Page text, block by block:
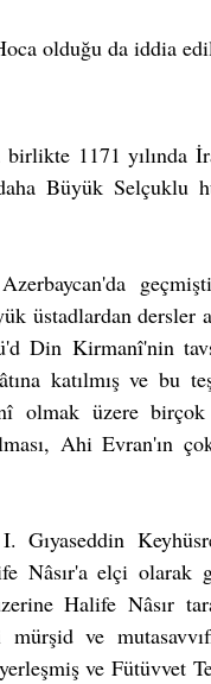
olduğu da iddia
1171 yılında
Büyük Selçuklu
üstadlardan dersler
Din Kirmanî'nin
katılmış ve bu
olmak üzere
Ahi Evran'ın
Gıyaseddin
Nâsır'a elçi olarak
Halife Nâsır
ve
ve Fütüvvet